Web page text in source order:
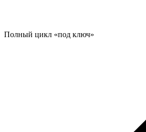
Полный цикл «под ключ»